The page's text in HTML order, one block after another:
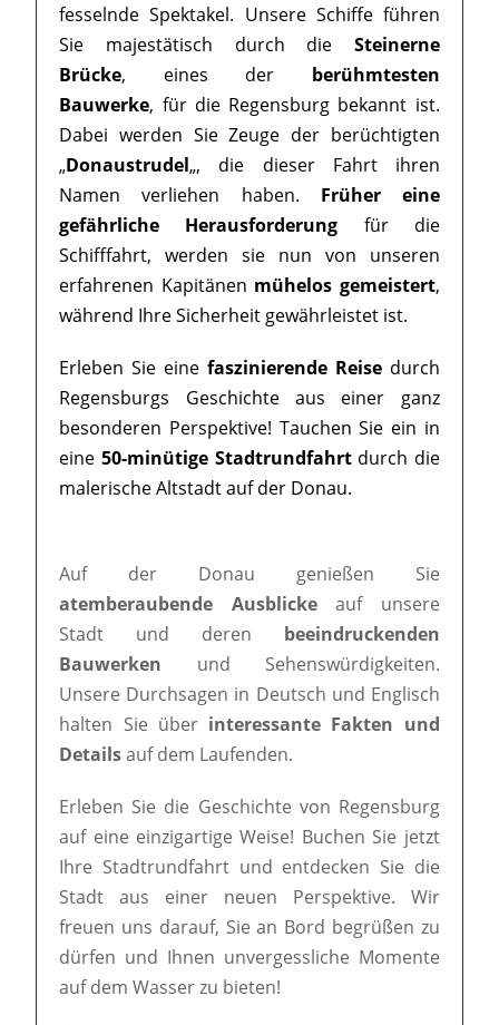
fesselnde Spektakel. Unsere Schiffe führen
Sie majestätisch durch die Steinerne
Brücke, eines der berühmtesten
Bauwerke, für die Regensburg bekannt ist.
Dabei werden Sie Zeuge der berüchtigten
„Donaustrudel„, die dieser Fahrt ihren
Namen verliehen haben. Früher eine
gefährliche Herausforderung für die
Schifffahrt, werden sie nun von unseren
erfahrenen Kapitänen mühelos gemeistert,
während Ihre Sicherheit gewährleistet ist.
Erleben Sie eine faszinierende Reisedurch
Regensburgs Geschichte aus einer ganz
besonderen Perspektive! Tauchen Sie ein in
eine 50-minütige Stadtrundfahrtdurch die
malerische Altstadt auf der Donau.
Auf der Donau genießen Sie
atemberaubende Ausblickeauf unsere
Stadt und deren beeindruckenden
Bauwerken und Sehenswürdigkeiten.
Unsere Durchsagen in Deutsch und Englisch
halten Sie über interessante Fakten und
Detailsauf dem Laufenden.
Erleben Sie die Geschichte von Regensburg
auf eine einzigartige Weise! Buchen Sie jetzt
Ihre Stadtrundfahrt und entdecken Sie die
Stadt aus einer neuen Perspektive. Wir
freuen uns darauf, Sie an Bord begrüßen zu
dürfen und Ihnen unvergessliche Momente
auf dem Wasser zu bieten!